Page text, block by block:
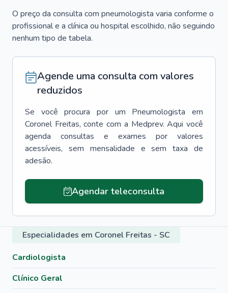
O preço da consulta com pneumologista varia conforme o
profissional e a clínica ou hospital escolhido, não seguindo
nenhum tipo de tabela.
Agende uma consulta com valores
reduzidos
Se você procura por um Pneumologista
em
Coronel Freitas, conte com a Medprev. Aqui você
agenda consultas e exames por valores
acessíveis, sem mensalidade e sem taxa de
adesão.
Agendar teleconsulta
Especialidades em Coronel Freitas - SC
Cardiologista
Clínico Geral